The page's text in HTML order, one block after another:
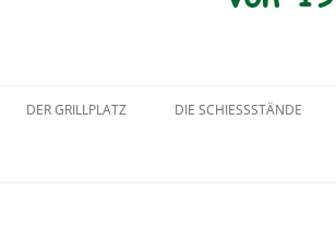
DER GRILLPLATZ DIE SCHIESSSTÄNDE